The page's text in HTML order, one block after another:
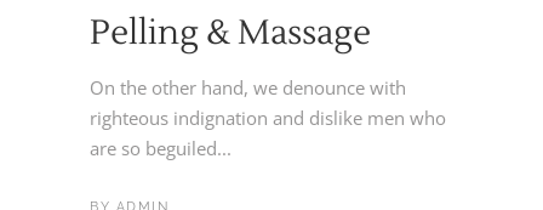
Pelling & Massage
On the other hand, we denounce with
righteous indignation and dislike men who
are so beguiled...
BY ADMIN